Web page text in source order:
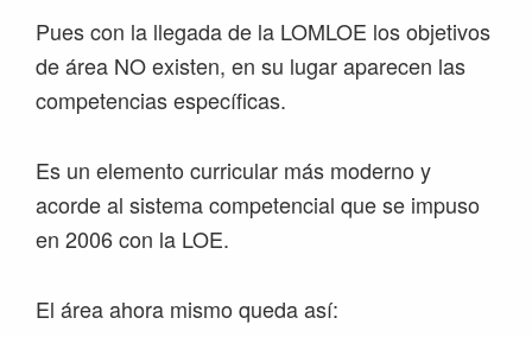
Pues con la llegada de la LOMLOE los objetivos
de área NO existen, en su lugar aparecen las
competencias específicas.
Es un elemento curricular más moderno y
acorde al sistema competencial que se impuso
en 2006 con la LOE.
El área ahora mismo queda así: